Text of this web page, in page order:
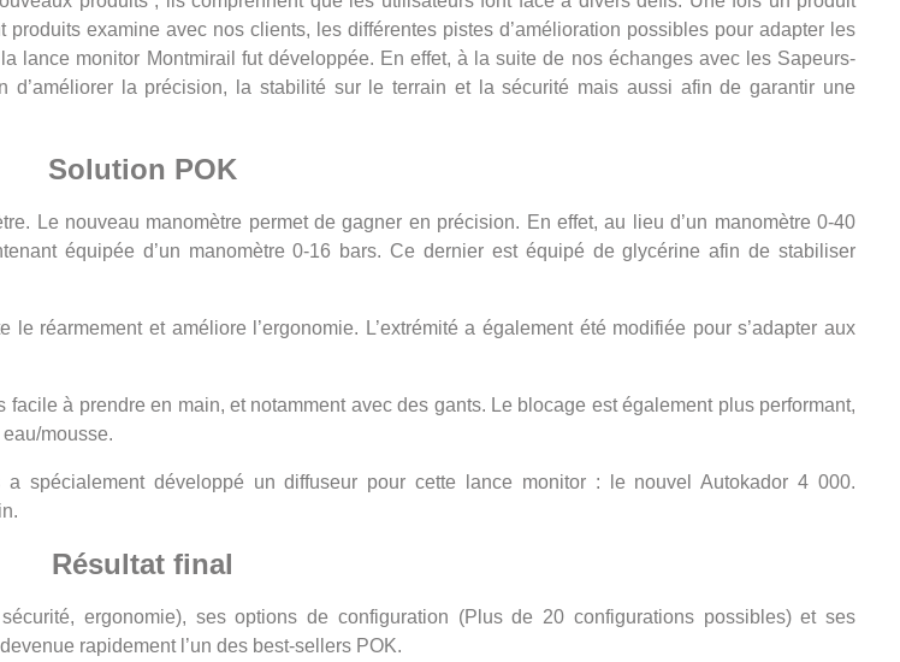
examine avec nos clients, les différentes pistes d’amélioration possibles pour adapter les
lance monitor Montmirail fut développée. En effet, à la suite de nos échanges avec les Sapeurs-
d’améliorer la précision, la stabilité sur le terrain et la sécurité mais aussi afin de garantir une
Solution POK
Le nouveau manomètre permet de gagner en précision. En effet, au lieu d’un manomètre 0-40
équipée d’un manomètre 0-16 bars. Ce dernier est équipé de glycérine afin de stabiliser
réarmement et améliore l’ergonomie. L’extrémité a également été modifiée pour s’adapter aux
à prendre en main, et notamment avec des gants. Le blocage est également plus performant,
mousse.
a spécialement développé un diffuseur pour cette lance monitor : le nouvel Autokador 4 000.
Résultat final
ergonomie), ses options de configuration (Plus de 20 configurations possibles) et ses
rapidement l’un des best-sellers POK.